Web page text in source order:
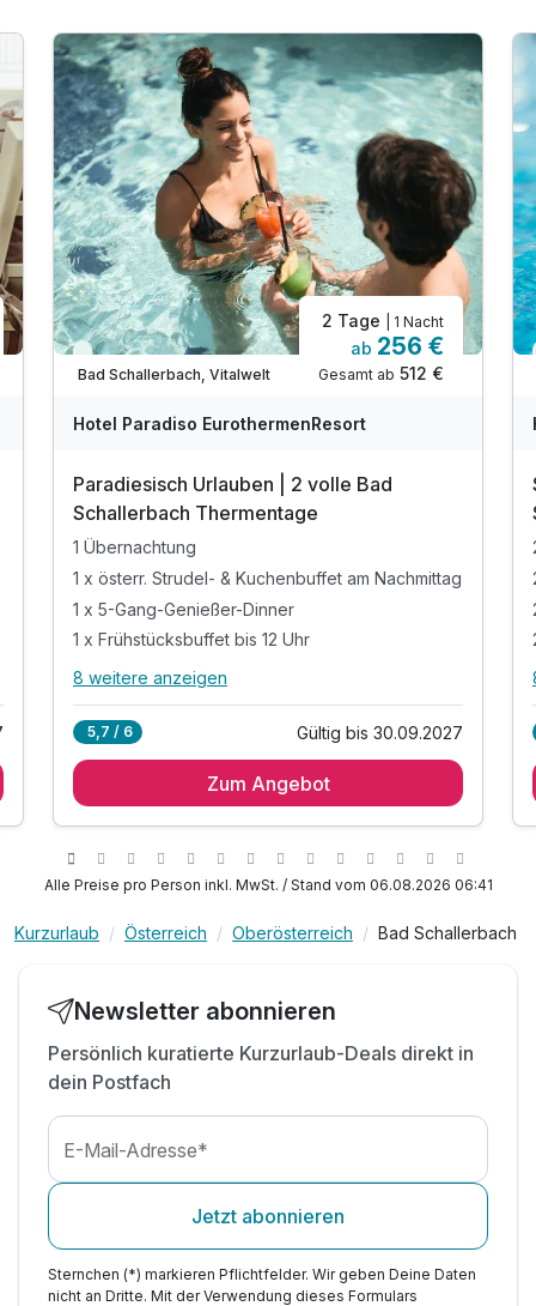
WAR
202
Immer verfügbar
Bad Schallerbach, Vitalwelt
2 Tage | 1 Nacht
ab 256 €
Gesamt ab 512 €
Hotel Paradiso EurothermenResort
Paradiesisch Urlauben | 2 volle Bad
Schallerbach Thermentage
1 Übernachtung
1 x österr. Strudel- & Kuchenbuffet am Nachmittag
1 x 5-Gang-Genießer-Dinner
1 x Frühstücksbuffet bis 12 Uhr
Alle Inklusivleistungen
1 x österr. Strudel- & Kuchenbuffet am Nachmittag
inkl. ganztägiger Zugang zur öffentlichen
inkl. Nutzung Hotelpool & Sauna, nur f.
Wellnessbereich
inkl. Teilnahme am Gesundheits- und
inkl. Kinderbetreuung ab drei Jahren im Kids-
Club
Kinder haben auch die Verwöhn-Halbpension
inkl.
8 weitere anzeigen
5,7 / 6 Gültig bis 30.09.2027
Zum Angebot
Alle Preise pro Person inkl. MwSt. / Stand vom 06.08.2026 06:41
Kurzurlaub Österreich Oberösterreich Bad Schallerbach
Newsletter abonnieren
Persönlich kuratierte Kurzurlaub-Deals direkt in
dein Postfach
E-Mail-Adresse*
Jetzt abonnieren
Sternchen (*) markieren Pflichtfelder. Wir geben Deine Daten
nicht an Dritte. Mit der Verwendung dieses Formulars